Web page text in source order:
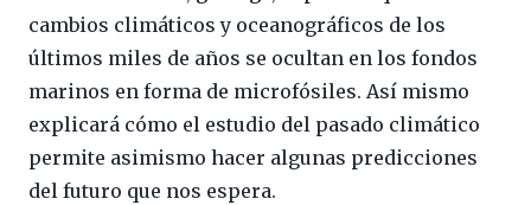
cambios climáticos y oceanográficos de los
últimos miles de años se ocultan en los fondos
marinos en forma de microfósiles. Así mismo
explicará cómo el estudio del pasado climático
permite asimismo hacer algunas predicciones
del futuro que nos espera.